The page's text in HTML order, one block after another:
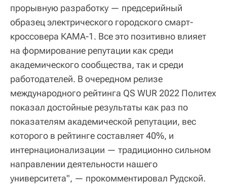
прорывную разработку — предсерийный
образец электрического городского смарт-
кроссовера КАМА-1. Все это позитивно влияет
на формирование репутации как среди
академического сообщества, так и среди
работодателей. В очередном релизе
международного рейтинга QS WUR 2022 Политех
показал достойные результаты как раз по
показателям академической репутации, вес
которого в рейтинге составляет 40%, и
интернационализации — традиционно сильном
направлении деятельности нашего
университета", — прокомментировал Рудской.